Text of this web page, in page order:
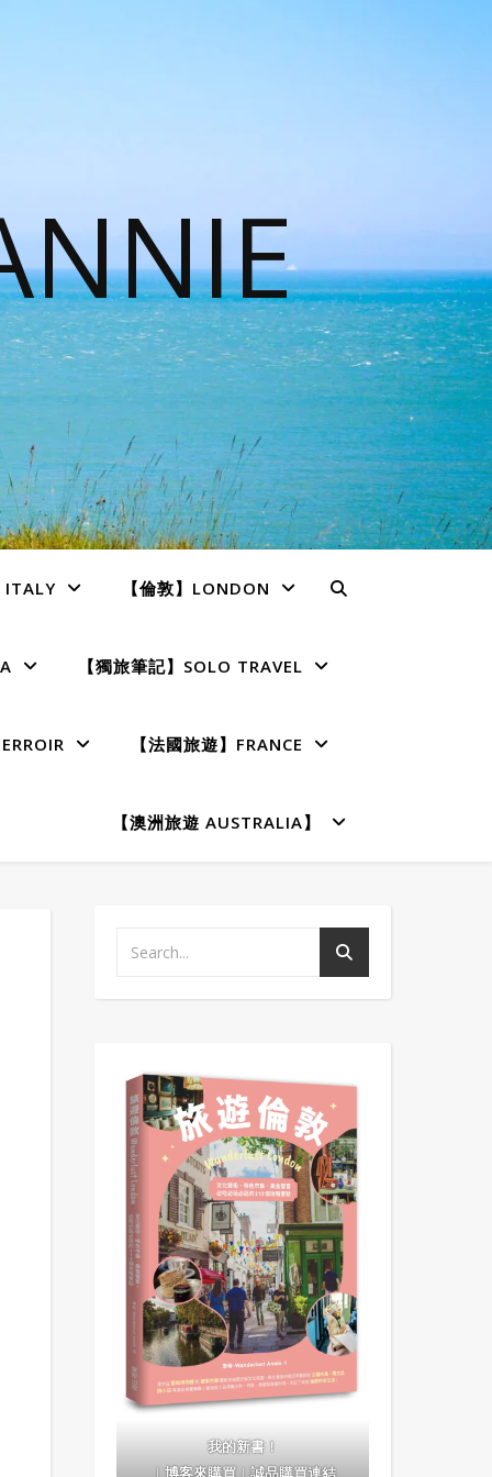
ITALY 【倫敦】LONDON
【獨旅筆記】SOLO TRAVEL
【法國旅遊】FRANCE
【澳洲旅遊 AUSTRALIA】
我的新書！
｜博客來購買｜誠品購買連結